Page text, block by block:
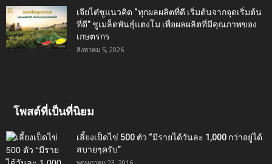
เจียไต๋ชูแนวคิด “ทุกผลผลิตที่ดี เริ่มต้นจากจุดเริ่มต้น
ที่ดี” ชูเมล็ดพันธุ์แตงโม เพื่อผลผลิตที่มีคุณภาพของ
เกษตรกร
สิงหาคม 5, 2026
โพสต์ที่เป็นที่นิยม
เลี้ยงเป็ดไข่ 500 ตัว “มีรายได้วันละ 1,000 กว่าอยู่ได้
สบายๆครับ”